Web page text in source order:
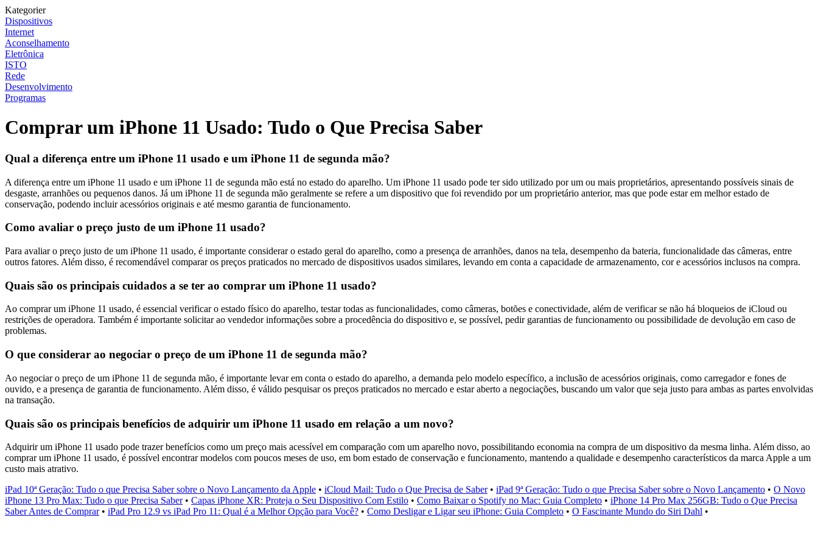
Kategorier
Dispositivos
Internet
Aconselhamento
Eletrônica
ISTO
Rede
Desenvolvimento
Programas
Comprar um iPhone 11 Usado: Tudo o Que Precisa Saber
Qual a diferença entre um iPhone 11 usado e um iPhone 11 de segunda mão?
A diferença entre um iPhone 11 usado e um iPhone 11 de segunda mão está no estado do aparelho. Um iPhone 11 usado pode ter sido utilizado por um ou mais proprietários, apresentando possíveis sinais de
desgaste, arranhões ou pequenos danos. Já um iPhone 11 de segunda mão geralmente se refere a um dispositivo que foi revendido por um proprietário anterior, mas que pode estar em melhor estado de
conservação, podendo incluir acessórios originais e até mesmo garantia de funcionamento.
Como avaliar o preço justo de um iPhone 11 usado?
Para avaliar o preço justo de um iPhone 11 usado, é importante considerar o estado geral do aparelho, como a presença de arranhões, danos na tela, desempenho da bateria, funcionalidade das câmeras, entre
outros fatores. Além disso, é recomendável comparar os preços praticados no mercado de dispositivos usados similares, levando em conta a capacidade de armazenamento, cor e acessórios inclusos na compra.
Quais são os principais cuidados a se ter ao comprar um iPhone 11 usado?
Ao comprar um iPhone 11 usado, é essencial verificar o estado físico do aparelho, testar todas as funcionalidades, como câmeras, botões e conectividade, além de verificar se não há bloqueios de iCloud ou
restrições de operadora. Também é importante solicitar ao vendedor informações sobre a procedência do dispositivo e, se possível, pedir garantias de funcionamento ou possibilidade de devolução em caso de
problemas.
O que considerar ao negociar o preço de um iPhone 11 de segunda mão?
Ao negociar o preço de um iPhone 11 de segunda mão, é importante levar em conta o estado do aparelho, a demanda pelo modelo específico, a inclusão de acessórios originais, como carregador e fones de
ouvido, e a presença de garantia de funcionamento. Além disso, é válido pesquisar os preços praticados no mercado e estar aberto a negociações, buscando um valor que seja justo para ambas as partes envolvidas
na transação.
Quais são os principais benefícios de adquirir um iPhone 11 usado em relação a um novo?
Adquirir um iPhone 11 usado pode trazer benefícios como um preço mais acessível em comparação com um aparelho novo, possibilitando economia na compra de um dispositivo da mesma linha. Além disso, ao
comprar um iPhone 11 usado, é possível encontrar modelos com poucos meses de uso, em bom estado de conservação e funcionamento, mantendo a qualidade e desempenho característicos da marca Apple a um
custo mais atrativo.
iPad 10ª Geração: Tudo o que Precisa Saber sobre o Novo Lançamento da Apple • iCloud Mail: Tudo o Que Precisa de Saber• iPad 9ª Geração: Tudo o que Precisa Saber sobre o Novo Lançamento • O Novo
iPhone 13 Pro Max: Tudo o que Precisa Saber• Capas iPhone XR: Proteja o Seu Dispositivo Com Estilo • Como Baixar o Spotify no Mac: Guia Completo • iPhone 14 Pro Max 256GB: Tudo o Que Precisa
Saber Antes de Comprar• iPad Pro 12.9 vs iPad Pro 11: Qual é a Melhor Opção para Você? • Como Desligar e Ligar seu iPhone: Guia Completo • O Fascinante Mundo do Siri Dahl •